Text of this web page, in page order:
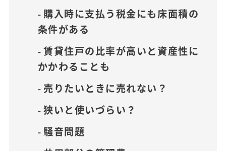
購入時に支払う税金にも床面積の
条件がある
賃貸住戸の比率が高いと資産性に
かかわることも
売りたいときに売れない？
狭いと使いづらい？
騒音問題